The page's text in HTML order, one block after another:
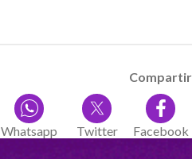
Compartir
Whatsapp Twitter Facebook